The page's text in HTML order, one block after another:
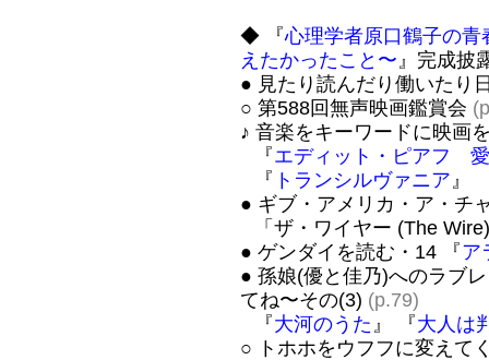
◆ 『心理学者原口鶴子の
えたかったこと〜 』完成披
● 見たり読んだり働いたり
○ 第588回無声映画鑑賞会
♪ 音楽をキーワードに映画
『エディット・ピアフ
『 トランシルヴァニア 』
● ギブ・アメリカ・ア・チ
「ザ・ワイヤー (The
● ゲンダイを読む・14 『ア
● 孫娘(優と佳乃)へのラブ
てね〜その(3) (p.79)
『大河のうた 』 『大人は
○ トホホをウフフに変えて